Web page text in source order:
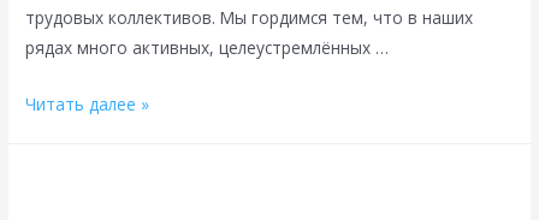
трудовых коллективов. Мы гордимся тем, что в наших
рядах много активных, целеустремлённых …
С
Читать далее »